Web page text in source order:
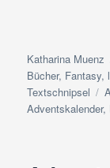
Autor
Katharina Muenz
Bücher, Fantasy,
Textschnipsel
Adventskalender,